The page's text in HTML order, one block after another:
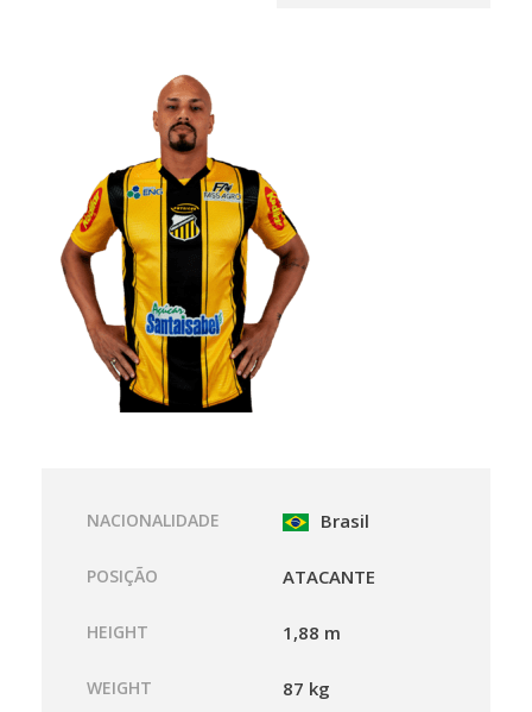
NACIONALIDADE Brasil
POSIÇÃO ATACANTE
HEIGHT 1,88 m
WEIGHT 87 kg